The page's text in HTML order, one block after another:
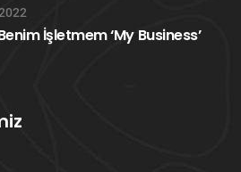
İşletmem ‘My Business’